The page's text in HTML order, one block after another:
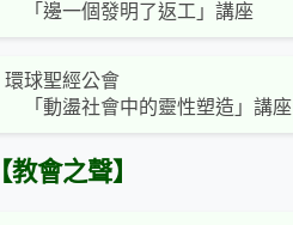
「邊一個發明了返工」講座
環球聖經公會
「動盪社會中的靈性塑造」講座
【教會之聲】